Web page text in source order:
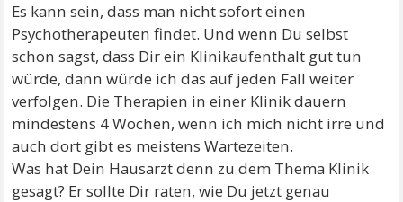
Es kann sein, dass man nicht sofort einen
Psychotherapeuten findet. Und wenn Du selbst
schon sagst, dass Dir ein Klinikaufenthalt gut tun
würde, dann würde ich das auf jeden Fall weiter
verfolgen. Die Therapien in einer Klinik dauern
mindestens 4 Wochen, wenn ich mich nicht irre und
auch dort gibt es meistens Wartezeiten.
Was hat Dein Hausarzt denn zu dem Thema Klinik
gesagt? Er sollte Dir raten, wie Du jetzt genau